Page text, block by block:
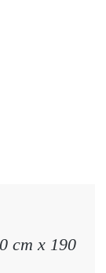
cm x 190